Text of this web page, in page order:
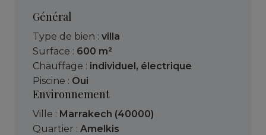
Général
Type de bien : villa
Surface : 600 m²
Chauffage : individuel, électrique
Piscine : Oui
Environnement
Ville : Marrakech (40000)
Quartier : Amelkis